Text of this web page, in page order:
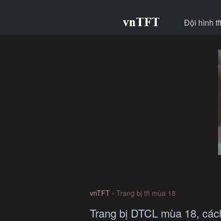
Đội hình
vnTFT › Trang bị tft mùa 18
Trang bị DTCL mùa 18,